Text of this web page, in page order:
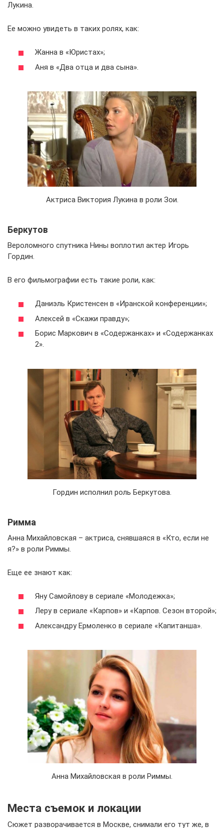
Лукина.
Ее можно увидеть в таких ролях, как:
Жанна в «Юристах»;
Аня в «Два отца и два сына».
Актриса Виктория Лукина в роли Зои.
Беркутов
Вероломного спутника Нины воплотил актер Игорь
Гордин.
В его фильмографии есть такие роли, как:
Даниэль Кристенсен в «Иранской конференции»;
Алексей в «Скажи правду»;
Борис Маркович в «Содержанках» и «Содержанках
2».
Гордин исполнил роль Беркутова.
Римма
Анна Михайловская – актриса, снявшаяся в «Кто, если не
я?» в роли Риммы.
Еще ее знают как:
Яну Самойлову в сериале «Молодежка»;
Леру в сериале «Карпов» и «Карпов. Сезон второй»;
Александру Ермоленко в сериале «Капитанша».
Анна Михайловская в роли Риммы.
Места съемок и локации
Сюжет разворачивается в Москве, снимали его тут же, в